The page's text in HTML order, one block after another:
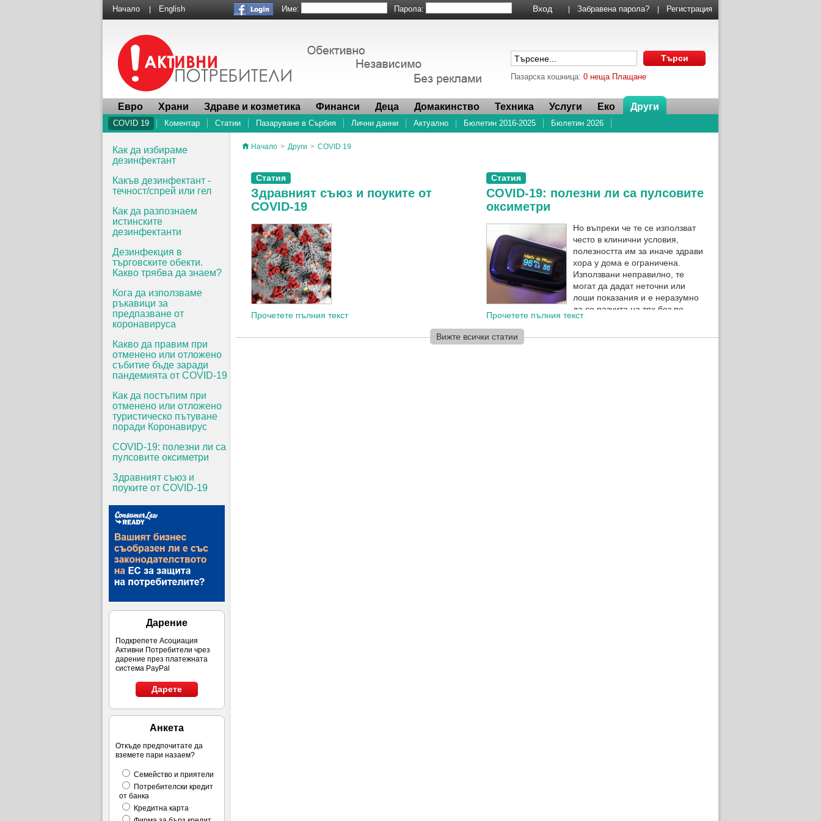
Начало English Име: Парола: Забравена парола? Регистрация
Пазарска кошница: 0 неща Плащане
Евро Храни Здраве и козметика Финанси Деца Домакинство Техника Услуги Еко Други
COVID 19 Коментар Статии Пазаруване в Сърбия Лични данни Актуално Бюлетин 2016-2025 Бюлетин 2026
Как да избираме
дезинфектант
Какъв дезинфектант -
течност/спрей или гел
Как да разпознаем
истинските
дезинфектанти
Дезинфекция в
търговските обекти.
Какво трябва да знаем?
Кога да използваме
ръкавици за
предпазване от
коронавируса
Какво да правим при
отменено или отложено
събитие бъде заради
пандемията от COVID-19
Как да постъпим при
отменено или отложено
туристическо пътуване
поради Коронавирус
COVID-19: полезни ли са
пулсовите оксиметри
Здравният съюз и
поуките от COVID-19
Дарение
Подкрепете Асоциация
Активни Потребители чрез
дарение през платежната
система PayPal
Дарете
Анкета
Откъде предпочитате да
вземете пари назаем?
Семейство и приятели
Потребителски кредит
от банка
Кредитна карта
Начало > Други > COVID 19
Статия
Здравният съюз и поуките от
COVID-19
Прочетете пълния текст
Статия
COVID-19: полезни ли са пулсовите
оксиметри
Но въпреки че те се използват
често в клинични условия,
полезността им за иначе здрави
хора у дома е ограничена.
Използвани неправилно, те
могат да дадат неточни или
лоши показания и е неразумно
да се разчита на тях без по-
широка медицинска диагностика.
Прочетете пълния текст
Вижте всички статии